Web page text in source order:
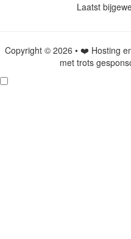
Laatst
Copyright © 2026 • ❤️ Hosting
met trots